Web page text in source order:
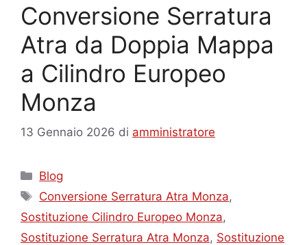
Conversione Serratura
Atra da Doppia Mappa
a Cilindro Europeo
Monza
13 Gennaio 2026 di amministratore
Categorie
Blog
Tag
Conversione Serratura Atra Monza,
Sostituzione Cilindro Europeo Monza,
Sostituzione Serratura Atra Monza, Sostituzione